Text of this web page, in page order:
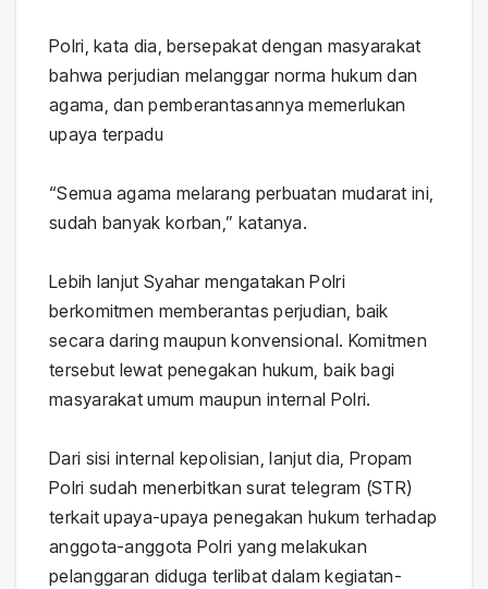
Polri, kata dia, bersepakat dengan masyarakat
bahwa perjudian melanggar norma hukum dan
agama, dan pemberantasannya memerlukan
upaya terpadu
“Semua agama melarang perbuatan mudarat ini,
sudah banyak korban,” katanya.
Lebih lanjut Syahar mengatakan Polri
berkomitmen memberantas perjudian, baik
secara daring maupun konvensional. Komitmen
tersebut lewat penegakan hukum, baik bagi
masyarakat umum maupun internal Polri.
Dari sisi internal kepolisian, lanjut dia, Propam
Polri sudah menerbitkan surat telegram (STR)
terkait upaya-upaya penegakan hukum terhadap
anggota-anggota Polri yang melakukan
pelanggaran diduga terlibat dalam kegiatan-